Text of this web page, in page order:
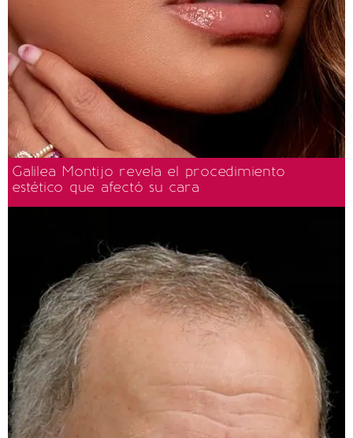
Galilea Montijo revela el procedimiento
estético que afectó su cara